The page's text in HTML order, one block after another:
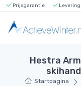
Prijsgarantie Levering
Hestra
Startpagina